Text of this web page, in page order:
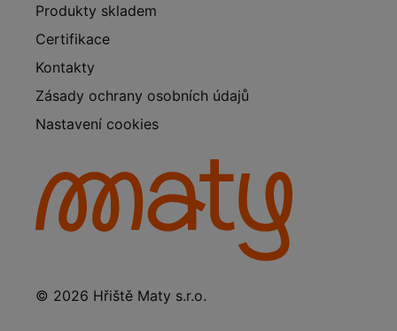
Produkty skladem
Certifikace
Kontakty
Zásady ochrany osobních údajů
Nastavení cookies
© 2026 Hřiště Maty s.r.o.